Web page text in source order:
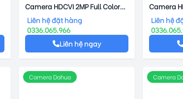
Camera HDCVI 2MP Full Color
DAHUA DH-HAC-
HFW1239TLMP-A-LED
Liên hệ đặt hàng
0336.065.966
Liên hệ ngay
Camera
DAHUA
LED
Liên hệ
Camera Dahua Camera